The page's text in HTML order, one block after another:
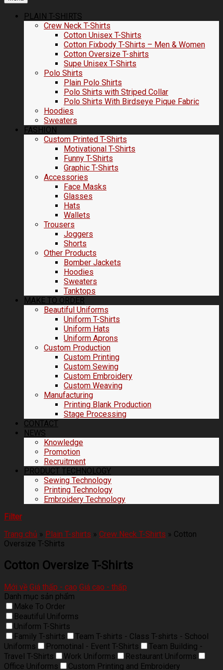
PLAIN T-SHIRTS
Crew Neck T-Shirts
Cotton Unisex T-Shirts
Cotton Fixbody T-Shirts – Men & Women
Cotton Oversize T-shirts
Supe Unisex T-Shirts
Polo Shirts
Plain Polo Shirts
Polo Shirts with Striped Collar
Polo Shirts With Birdseye Pique Fabric
Hoodies
Sweaters
FASHION
Custom Printed T-Shirts
Motivational T-Shirts
Funny T-Shirts
Graphic T-Shirts
Accessories
Face Masks
Glasses
Hats
Wallets
Trousers
Joggers
Shorts
Other Products
Bomber Jackets
Hoodies
Sweaters
Tanktops
MAKE TO ORDER
Beautiful Uniforms
Uniform T-Shirts
Uniform Hats
Uniform Aprons
Custom Production
Custom Printing
Custom Sewing
Custom Embroidery
Custom Weaving
Manufacturing
Printing Blank Production
Stage Processing
CONTACT
NEWS
Knowledge
Promotion
Recruitment
PRODUCT TECHNOLOGY
Sewing Technology
Printing Technology
Embroidery Technology
Filter
Trang chủ » Plain T-shirts » Crew Neck T-Shirts » Cotton
Oversize T-Shirts
Cotton Oversize T-Shirts
Mới về Giá thấp - cao Giá cao - thấp
Danh mục sản phẩm
Make To Order
Beautiful Uniforms
Uniform T-Shirts
Family T-shirts
Team T-shirts - Class T-shirts - School
Uniforms
Promotinal - Event T-Shirts
Team Building -
Travel T-Shirts
Work Uniforms
Restaurant Uniforms
Office Uniforms
Custom Printing and Embroidery